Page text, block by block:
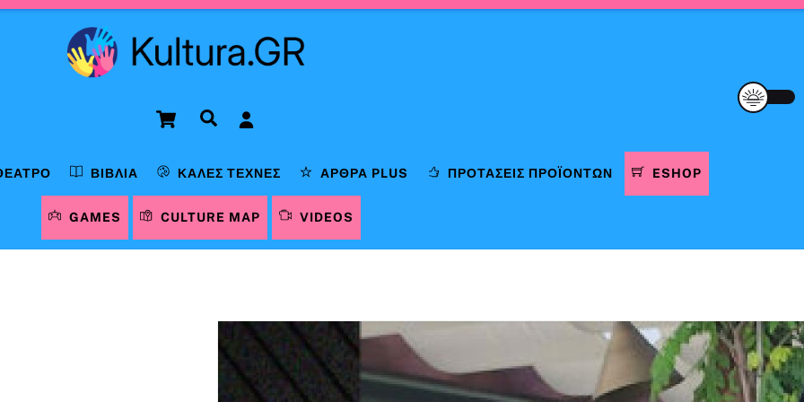
Cart Αναζήτηση
ΒΙΒΛΊΑ ΚΑΛΈΣ ΤΈΧΝΕΣ ΆΡΘΡΑ PLUS ΠΡΟΤΆΣΕΙΣ ΠΡΟΪΌΝΤΩΝ ESHOP
GAMES CULTURE MAP VIDEOS